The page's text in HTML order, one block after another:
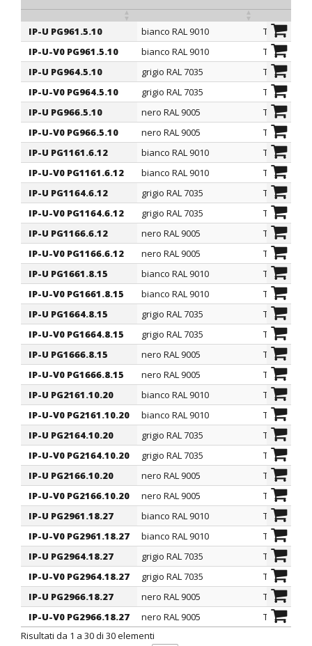
per applicazioni su superfici curve. Infine, sono
particolarmente adatti al settore dell'illuminazione ed in
particolare agli apparecchi a LED in quanto sono
prodotti in TPE senza aggiunta di zolfo.
Su richiesta: per quantità, possono essere forniti in
altri colori come da tabella RAL.
ARTICOLO
colore
IP-U PG961.5.10 bianco RAL 9010
TPE
IP-U-V0 PG961.5.10
bianco RAL 9010
TPE-V0
IP-U PG964.5.10
grigio RAL 7035
TPE
IP-U-V0 PG964.5.10
grigio RAL 7035
TPE-V0
IP-U PG966.5.10
nero RAL 9005
TPE
IP-U-V0 PG966.5.10
nero RAL 9005
TPE-V0
IP-U PG1161.6.12
bianco RAL 9010
TPE
IP-U-V0 PG1161.6.12
bianco RAL 9010
TPE-V0
IP-U PG1164.6.12
grigio RAL 7035
TPE
IP-U-V0 PG1164.6.12
grigio RAL 7035
TPE-V0
IP-U PG1166.6.12
nero RAL 9005
TPE
IP-U-V0 PG1166.6.12
nero RAL 9005
TPE-V0
IP-U PG1661.8.15
bianco RAL 9010
TPE
IP-U-V0 PG1661.8.15
bianco RAL 9010
TPE-V0
IP-U PG1664.8.15
grigio RAL 7035
TPE
IP-U-V0 PG1664.8.15
grigio RAL 7035
TPE-V0
IP-U PG1666.8.15
nero RAL 9005
TPE
IP-U-V0 PG1666.8.15
nero RAL 9005
TPE-V0
IP-U PG2161.10.20
bianco RAL 9010
TPE
IP-U-V0 PG2161.10.20
bianco RAL 9010
TPE-V0
IP-U PG2164.10.20
grigio RAL 7035
TPE
IP-U-V0 PG2164.10.20
grigio RAL 7035
TPE-V0
IP-U PG2166.10.20
nero RAL 9005
TPE
IP-U-V0 PG2166.10.20
nero RAL 9005
TPE-V0
IP-U PG2961.18.27
bianco RAL 9010
TPE
IP-U-V0 PG2961.18.27
bianco RAL 9010
TPE-V0
IP-U PG2964.18.27
grigio RAL 7035
TPE
IP-U-V0 PG2964.18.27
grigio RAL 7035
TPE-V0
IP-U PG2966.18.27
nero RAL 9005
TPE
IP-U-V0 PG2966.18.27
nero RAL 9005
TPE-V0
Risultati da 1 a 30 di 30 elementi